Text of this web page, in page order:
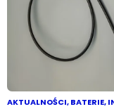
AKTUALNOŚCI,BATERIE,